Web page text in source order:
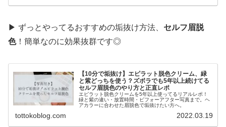
▶ ずっとやってるおすすめの垢抜け方法、 セルフ眉脱
色！簡単なのに効果抜群です◎
【10分で垢抜け】エピラット脱色クリーム、緑
と紫どっちを使う？ズボラでも5年以上続けてる
セルフ眉脱色のやり方と正直レポ
エピラット脱色クリームを5年以上使ってるリアルレポ！
緑と紫の違い・放置時間・ビフォーアフター写真まで。ヘ
アカラーに合わせた眉脱色で垢抜けたい方へ。
tottokoblog.com 2022.03.19